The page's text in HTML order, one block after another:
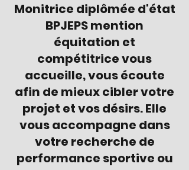
Monitrice diplômée d'état
BPJEPS mention
équitation et
compétitrice vous
accueille, vous écoute
afin de mieux cibler votre
projet et vos désirs. Elle
vous accompagne dans
votre recherche de
performance sportive ou